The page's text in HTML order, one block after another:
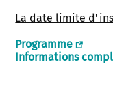
La date limite
Programme
Informations